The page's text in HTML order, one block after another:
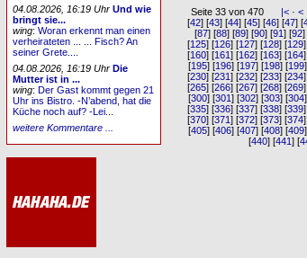
Seite 33 von 470 |< ·<
[42] [43] [44] [45] [46] [47] [
[87] [88] [89] [90] [91] [92]
[125] [126] [127] [128] [129
[160] [161] [162] [163] [164
[195] [196] [197] [198] [199
[230] [231] [232] [233] [234
[265] [266] [267] [268] [269
[300] [301] [302] [303] [304
[335] [336] [337] [338] [339
[370] [371] [372] [373] [374
[405] [406] [407] [408] [409
[440] [441 ] [
04.08.2026, 16:19 Uhr Und wie
bringt sie...
wing:Woran erkennt man einen
verheirateten ... ... Fisch? An
seiner Grete....
04.08.2026, 16:19 Uhr Die
Mutter ist in ...
wing:Der Gast kommt gegen 21
Uhr ins Bistro. -N’abend, hat die
Küche noch auf? -Lei...
weitere Kommentare ...